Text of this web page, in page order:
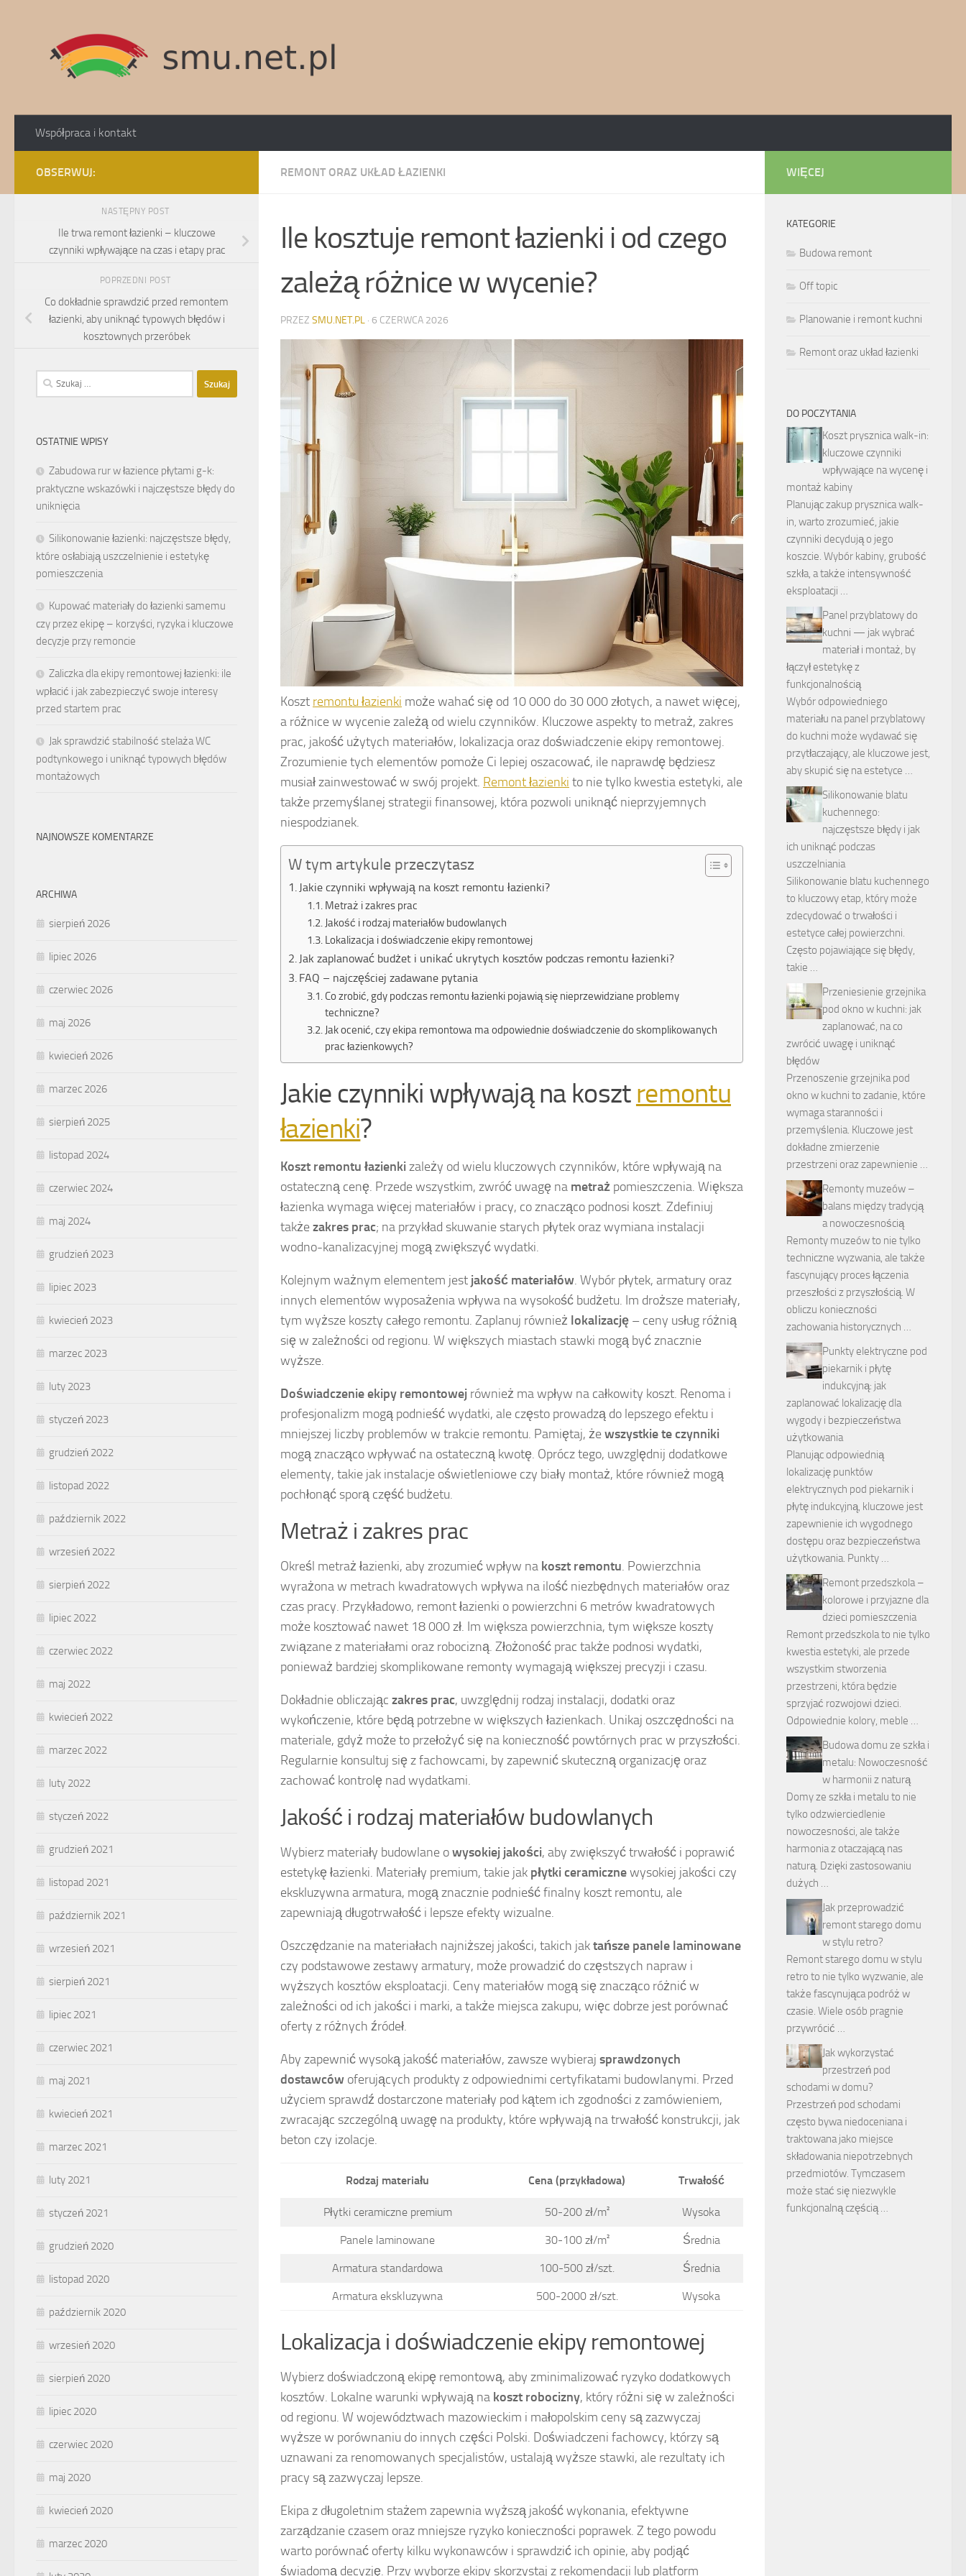
Współpraca i kontakt
REMONT ORAZ UKŁAD ŁAZIENKI
Ile kosztuje remont łazienki i od czego
zależą różnice w wycenie?
PRZEZ SMU.NET.PL · 6 CZERWCA 2026
Koszt remontu łazienki może wahać się od 10 000 do 30 000 złotych, a nawet więcej,
a różnice w wycenie zależą od wielu czynników. Kluczowe aspekty to metraż, zakres
prac, jakość użytych materiałów, lokalizacja oraz doświadczenie ekipy remontowej.
Zrozumienie tych elementów pomoże Ci lepiej oszacować, ile naprawdę będziesz
musiał zainwestować w swój projekt. Remont łazienki to nie tylko kwestia estetyki, ale
także przemyślanej strategii finansowej, która pozwoli uniknąć nieprzyjemnych
niespodzianek.
W tym artykule przeczytasz
Jakie czynniki wpływają na koszt remontu łazienki?
Metraż i zakres prac
Jakość i rodzaj materiałów budowlanych
Lokalizacja i doświadczenie ekipy remontowej
Jak zaplanować budżet i unikać ukrytych kosztów podczas remontu łazienki?
FAQ – najczęściej zadawane pytania
Co zrobić, gdy podczas remontu łazienki pojawią się nieprzewidziane problemy
techniczne?
Jak ocenić, czy ekipa remontowa ma odpowiednie doświadczenie do skomplikowanych
prac łazienkowych?
Jakie czynniki wpływają na kosztremontu
łazienki?
Koszt remontu łazienki zależy od wielu kluczowych czynników, które wpływają na
ostateczną cenę. Przede wszystkim, zwróć uwagę na metraż pomieszczenia. Większa
łazienka wymaga więcej materiałów i pracy, co znacząco podnosi koszt. Zdefiniuj
takżezakres prac; na przykład skuwanie starych płytek oraz wymiana instalacji
wodno-kanalizacyjnej mogą zwiększyć wydatki.
Kolejnym ważnym elementem jest jakość materiałów. Wybór płytek, armatury oraz
innych elementów wyposażenia wpływa na wysokość budżetu. Im droższe materiały,
tym wyższe koszty całego remontu. Zaplanuj również lokalizację – ceny usług różnią
się w zależności od regionu. W większych miastach stawki mogą być znacznie
wyższe.
Doświadczenie ekipy remontowej również ma wpływ na całkowity koszt. Renoma i
profesjonalizm mogą podnieść wydatki, ale często prowadzą do lepszego efektu i
mniejszej liczby problemów w trakcie remontu. Pamiętaj, żewszystkie te czynniki
mogą znacząco wpływać na ostateczną kwotę. Oprócz tego, uwzględnij dodatkowe
elementy, takie jak instalacje oświetleniowe czy biały montaż, które również mogą
pochłonąć sporą część budżetu.
Metraż i zakres prac
Określ metraż łazienki, aby zrozumieć wpływ na koszt remontu. Powierzchnia
wyrażona w metrach kwadratowych wpływa na ilość niezbędnych materiałów oraz
czas pracy. Przykładowo, remont łazienki o powierzchni 6 metrów kwadratowych
może kosztować nawet 18 000 zł. Im większa powierzchnia, tym większe koszty
związane z materiałami oraz robo­cizną. Złożoność prac także podnosi wydatki,
ponieważ bardziej skomplikowane remonty wymagają większej precyzji i czasu.
Dokładnie obliczając zakres prac, uwzględnij rodzaj instalacji, dodatki oraz
wykończenie, które będą potrzebne w większych łazienkach. Unikaj oszczędności na
materiale, gdyż może to przełożyć się na konieczność powtórnych prac w przyszłości.
Regularnie konsultuj się z fachowcami, by zapewnić skuteczną organizację oraz
zachować kontrolę nad wydatkami.
Jakość i rodzaj materiałów budowlanych
Wybierz materiały budowlane owysokiej jakości, aby zwiększyć trwałość i poprawić
estetykę łazienki. Materiały premium, takie jak płytki ceramicznewysokiej jakości czy
ekskluzywna armatura, mogą znacznie podnieść finalny koszt remontu, ale
zapewniają długotrwałość i lepsze efekty wizualne.
Oszczędzanie na materiałach najniższej jakości, takich jaktańsze panele laminowane
czy podstawowe zestawy armatury, może prowadzić do częstszych napraw i
wyższych kosztów eksploatacji. Ceny materiałów mogą się znacząco różnić w
zależności od ich jakości i marki, a także miejsca zakupu, więc dobrze jest porównać
oferty z różnych źródeł.
Aby zapewnić wysoką jakość materiałów, zawsze wybieraj sprawdzonych
dostawców oferujących produkty z odpowiednimi certyfikatami budowlanymi. Przed
użyciem sprawdź dostarczone materiały pod kątem ich zgodności z zamówieniem,
zwracając szczególną uwagę na produkty, które wpływają na trwałość konstrukcji, jak
beton czy izolacje.
Rodzaj materiału Cena (przykładowa) Trwałość
Płytki ceramiczne premium 50-200 zł/m² Wysoka
Panele laminowane 30-100 zł/m² Średnia
Armatura standardowa 100-500 zł/szt. Średnia
Armatura ekskluzywna 500-2000 zł/szt. Wysoka
Lokalizacja i doświadczenie ekipy remontowej
Wybierz doświadczoną ekipę remontową, aby zminimalizować ryzyko dodatkowych
kosztów. Lokalne warunki wpływają na koszt robocizny, który różni się w zależności
od regionu. W województwach mazowieckim i małopolskim ceny są zazwyczaj
wyższe w porównaniu do innych części Polski. Doświadczeni fachowcy, którzy są
uznawani za renomowanych specjalistów, ustalają wyższe stawki, ale rezultaty ich
pracy są zazwyczaj lepsze.
Ekipa z długoletnim stażem zapewnia wyższą jakość wykonania, efektywne
zarządzanie czasem oraz mniejsze ryzyko konieczności poprawek. Z tego powodu
warto porównać oferty kilku wykonawców i sprawdzić ich opinie, aby podjąć
świadomą decyzję. Przy wyborze ekipy skorzystaj z rekomendacji lub platform
OBSERWUJ:
NASTĘPNY POST
Ile trwa remont łazienki – kluczowe
czynniki wpływające na czas i etapy prac
POPRZEDNI POST
Co dokładnie sprawdzić przed remontem
łazienki, aby uniknąć typowych błędów i
kosztownych przeróbek
Szukaj:
OSTATNIE WPISY
Zabudowa rur w łazience płytami g-k:
praktyczne wskazówki i najczęstsze błędy do
uniknięcia
Silikonowanie łazienki: najczęstsze błędy,
które osłabiają uszczelnienie i estetykę
pomieszczenia
Kupować materiały do łazienki samemu
czy przez ekipę – korzyści, ryzyka i kluczowe
decyzje przy remoncie
Zaliczka dla ekipy remontowej łazienki: ile
wpłacić i jak zabezpieczyć swoje interesy
przed startem prac
Jak sprawdzić stabilność stelaża WC
podtynkowego i uniknąć typowych błędów
montażowych
NAJNOWSZE KOMENTARZE
ARCHIWA
sierpień 2026
lipiec 2026
czerwiec 2026
maj 2026
kwiecień 2026
marzec 2026
sierpień 2025
listopad 2024
czerwiec 2024
maj 2024
grudzień 2023
lipiec 2023
kwiecień 2023
marzec 2023
luty 2023
styczeń 2023
grudzień 2022
listopad 2022
październik 2022
wrzesień 2022
sierpień 2022
lipiec 2022
czerwiec 2022
maj 2022
kwiecień 2022
marzec 2022
luty 2022
styczeń 2022
grudzień 2021
listopad 2021
październik 2021
wrzesień 2021
sierpień 2021
lipiec 2021
czerwiec 2021
maj 2021
kwiecień 2021
marzec 2021
luty 2021
styczeń 2021
grudzień 2020
listopad 2020
październik 2020
wrzesień 2020
sierpień 2020
lipiec 2020
czerwiec 2020
maj 2020
kwiecień 2020
marzec 2020
WIĘCEJ
KATEGORIE
Budowa remont
Off topic
Planowanie i remont kuchni
Remont oraz układ łazienki
DO POCZYTANIA
Koszt prysznica walk-in:
kluczowe czynniki
wpływające na wycenę i
montaż kabiny
Planując zakup prysznica walk-
in, warto zrozumieć, jakie
czynniki decydują o jego
koszcie. Wybór kabiny, grubość
szkła, a także intensywność
eksploatacji …
Panel przyblatowy do
kuchni — jak wybrać
materiał i montaż, by
łączył estetykę z
funkcjonalnością
Wybór odpowiedniego
materiału na panel przyblatowy
do kuchni może wydawać się
przytłaczający, ale kluczowe jest,
aby skupić się na estetyce …
Silikonowanie blatu
kuchennego:
najczęstsze błędy i jak
ich uniknąć podczas
uszczelniania
Silikonowanie blatu kuchennego
to kluczowy etap, który może
zdecydować o trwałości i
estetyce całej powierzchni.
Często pojawiające się błędy,
takie …
Przeniesienie grzejnika
pod okno w kuchni: jak
zaplanować, na co
zwrócić uwagę i uniknąć
błędów
Przenoszenie grzejnika pod
okno w kuchni to zadanie, które
wymaga staranności i
przemyślenia. Kluczowe jest
dokładne zmierzenie
przestrzeni oraz zapewnienie …
Remonty muzeów –
balans między tradycją
a nowoczesnością
Remonty muzeów to nie tylko
techniczne wyzwania, ale także
fascynujący proces łączenia
przeszłości z przyszłością. W
obliczu konieczności
zachowania historycznych …
Punkty elektryczne pod
piekarnik i płytę
indukcyjną: jak
zaplanować lokalizację dla
wygody i bezpieczeństwa
użytkowania
Planując odpowiednią
lokalizację punktów
elektrycznych pod piekarnik i
płytę indukcyjną, kluczowe jest
zapewnienie ich wygodnego
dostępu oraz bezpieczeństwa
użytkowania. Punkty …
Remont przedszkola –
kolorowe i przyjazne dla
dzieci pomieszczenia
Remont przedszkola to nie tylko
kwestia estetyki, ale przede
wszystkim stworzenia
przestrzeni, która będzie
sprzyjać rozwojowi dzieci.
Odpowiednie kolory, meble …
Budowa domu ze szkła i
metalu: Nowoczesność
w harmonii z naturą
Domy ze szkła i metalu to nie
tylko odzwierciedlenie
nowoczesności, ale także
harmonia z otaczającą nas
naturą. Dzięki zastosowaniu
dużych …
Jak przeprowadzić
remont starego domu
w stylu retro?
Remont starego domu w stylu
retro to nie tylko wyzwanie, ale
także fascynująca podróż w
czasie. Wiele osób pragnie
przywrócić …
Jak wykorzystać
przestrzeń pod
schodami w domu?
Przestrzeń pod schodami
często bywa niedoceniana i
traktowana jako miejsce
składowania niepotrzebnych
przedmiotów. Tymczasem
może stać się niezwykle
funkcjonalną częścią …